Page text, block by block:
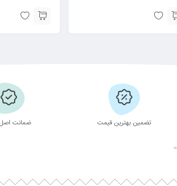
تضمین بهترین قیمت ضمانت